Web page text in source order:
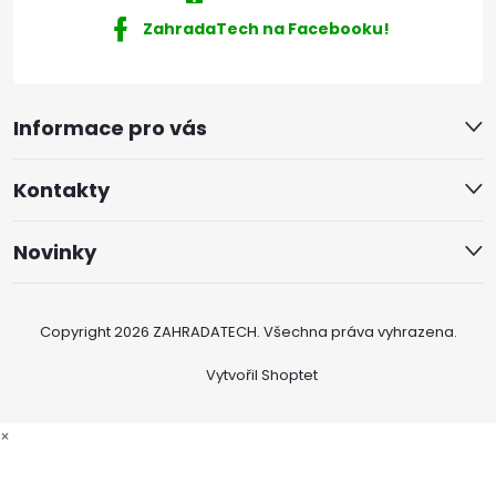
Informace pro vás
Kontakty
Novinky
ZahradaTech na Facebooku!
Vytvořil Shoptet
Copyright 2026 ZAHRADATECH. Všechna práva vyhrazena.
×